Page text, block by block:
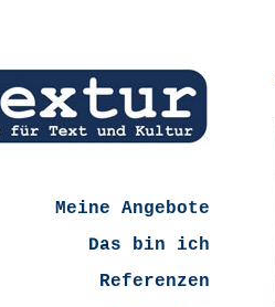
Meine Angebote
Das bin ich
Referenzen